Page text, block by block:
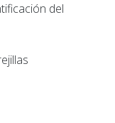
del